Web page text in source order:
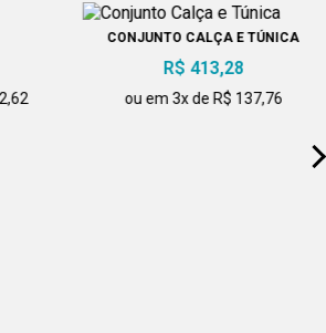
CONJUNTO CALÇA E TÚNICA
R$ 413,28
ou em 3x de R$ 137,76